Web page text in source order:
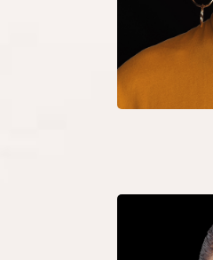
Russian